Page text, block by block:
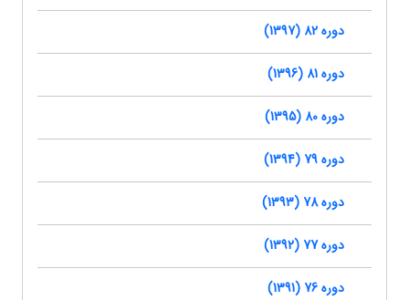
دوره 82 (1397)
دوره 81 (1396)
دوره 80 (1395)
دوره 79 (1394)
دوره 78 (1393)
دوره 77 (1392)
دوره 76 (1391)